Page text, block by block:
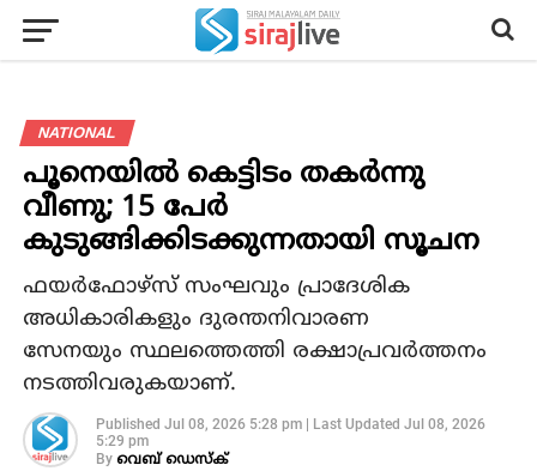
NATIONAL
പൂനെയിൽ കെട്ടിടം തകർന്നു
വീണു; 15 പേർ
കുടുങ്ങിക്കിടക്കുന്നതായി സൂചന
ഫയര്‍ഫോഴ്സ് സംഘവും പ്രാദേശിക
അധികാരികളും ദുരന്തനിവാരണ
സേനയും സ്ഥലത്തെത്തി രക്ഷാപ്രവര്‍ത്തനം
നടത്തിവരുകയാണ്.
Published Jul 08, 2026 5:28 pm| Last Updated Jul 08, 2026
5:29 pm
By വെബ് ഡെസ്‌ക്